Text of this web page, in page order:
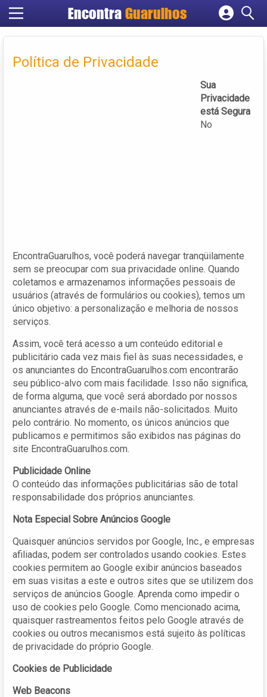
Encontra Guarulhos
Cadastrar empresa
Criar conta
Política de Privacidade
Sua
Privacidade
está Segura
No
EncontraGuarulhos, você poderá navegar tranqüilamente
sem se preocupar com sua privacidade online. Quando
coletamos e armazenamos informações pessoais de
usuários (através de formulários ou cookies), temos um
único objetivo: a personalização e melhoria de nossos
serviços.
Assim, você terá acesso a um conteúdo editorial e
publicitário cada vez mais fiel às suas necessidades, e
os anunciantes do EncontraGuarulhos.com encontrarão
seu público-alvo com mais facilidade. Isso não significa,
de forma alguma, que você será abordado por nossos
anunciantes através de e-mails não-solicitados. Muito
pelo contrário. No momento, os únicos anúncios que
publicamos e permitimos são exibidos nas páginas do
site EncontraGuarulhos.com.
Publicidade Online
O conteúdo das informações publicitárias são de total
responsabilidade dos próprios anunciantes.
Nota Especial Sobre Anúncios Google
Quaisquer anúncios servidos por Google, Inc., e empresas
afiliadas, podem ser controlados usando cookies. Estes
cookies permitem ao Google exibir anúncios baseados
em suas visitas a este e outros sites que se utilizem dos
serviços de anúncios Google. Aprenda como impedir o
uso de cookies pelo Google. Como mencionado acima,
quaisquer rastreamentos feitos pelo Google através de
cookies ou outros mecanismos está sujeito às políticas
de privacidade do próprio Google.
Cookies de Publicidade
Web Beacons